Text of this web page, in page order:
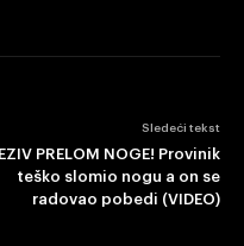
Sledeći tekst
PRELOM NOGE! Provinik
teško slomio nogu a on se
radovao pobedi (VIDEO)